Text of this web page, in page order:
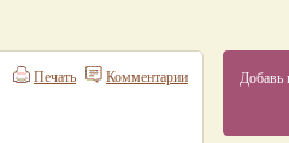
Комментарии
Печать Добавь